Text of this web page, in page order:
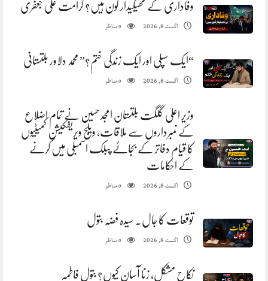
وفاداری کے ٹھیکیدار کون ہیں؟ کرامت علی جعفری
اگست 8, 2026 0مناظر
“ایک سپلی اور ایک زندگی ختم؟” محمد دلاور بلتستانی
اگست 8, 2026 0مناظر
وزیر اعلیٰ گلگت بلتستان امجد حسین نے تمام اضلاع
کے نمبرداروں سے ملاقات، ویلج ویریفکیشن کمیٹیوں
کا قیام دفاتر کے بجائے پبلک اسمبلی میں کرنے
کے احکامات
اگست 8, 2026 0مناظر
توقعات کا جال. سیدہ فضہ بتول
اگست 8, 2026 0مناظر
نکاح مشکل، زنا آسان کیوں؟ بتول فاطمہ